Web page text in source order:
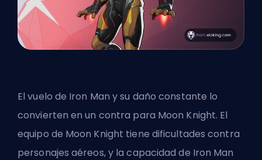
El vuelo de Iron Man y su daño constante lo
convierten en un contra para Moon Knight. El
equipo de Moon Knight tiene dificultades contra
personajes aéreos, y la capacidad de Iron Man